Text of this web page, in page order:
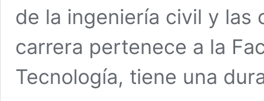
de la ingeniería civil y las
carrera pertenece a la
Tecnología, tiene una